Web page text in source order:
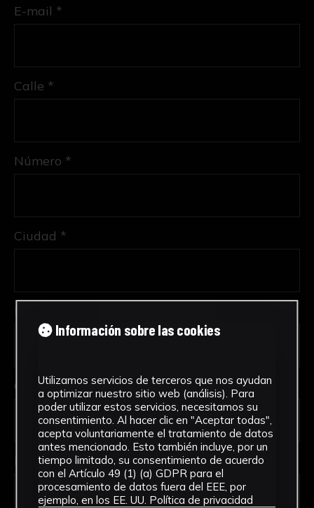
E-mail *
Calle *
Número *
Ciudad *
Código Postal *
País *
Información sobre las cookies
Utilizamos servicios de terceros que nos ayudan
a optimizar nuestro sitio web (análisis). Para
poder utilizar estos servicios, necesitamos su
consentimiento. Al hacer clic en "Aceptar todas",
acepta voluntariamente el tratamiento de datos
antes mencionado. Esto también incluye, por un
tiempo limitado, su consentimiento de acuerdo
con el Artículo 49 (1) (a) GDPR para el
procesamiento de datos fuera del EEE, por
ejemplo, en los EE. UU. Política de privacidad